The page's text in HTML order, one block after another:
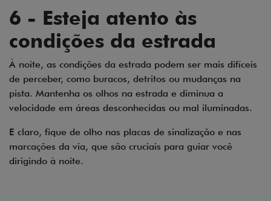
6 - Esteja atento às
condições da estrada
À noite, as condições da estrada podem ser mais difíceis
de perceber, como buracos, detritos ou mudanças na
pista. Mantenha os olhos na estrada e diminua a
velocidade em áreas desconhecidas ou mal iluminadas.
E claro, fique de olho nas placas de sinalização e nas
marcações da via, que são cruciais para guiar você
dirigindo à noite.